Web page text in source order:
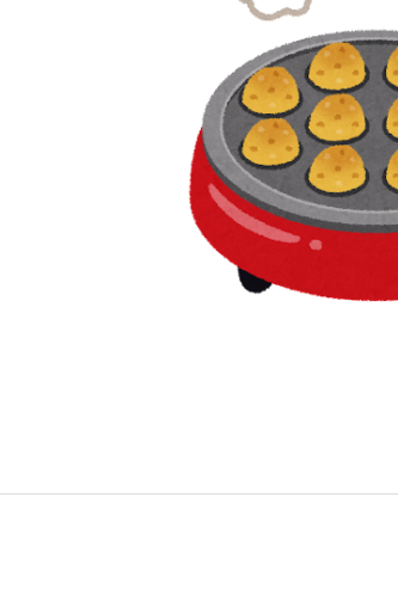
サイトマップ
約款
情報セキュリティ